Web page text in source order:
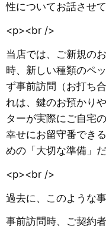
性についてお話させ
<p><br />
当店では、ご新規の
時、新しい種類のペ
ず事前訪問（お打ち
れは、鍵のお預かり
ターが実際にご自宅
幸せにお留守番でき
めの「大切な準備」
<p><br />
過去に、このような
事前訪問時、ご契約